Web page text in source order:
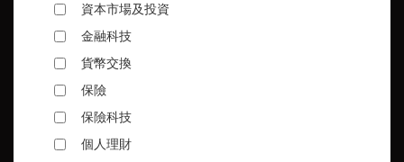
資本市場及投資
金融科技
貨幣交換
保險
保險科技
個人理財